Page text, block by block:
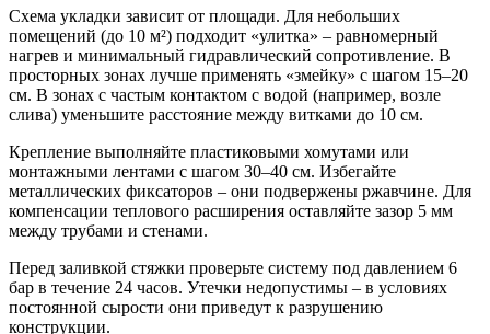
Схема укладки зависит от площади. Для небольших
помещений (до 10 м²) подходит «улитка» – равномерный
нагрев и минимальный гидравлический сопротивление. В
просторных зонах лучше применять «змейку» с шагом 15–20
см. В зонах с частым контактом с водой (например, возле
слива) уменьшите расстояние между витками до 10 см.
Крепление выполняйте пластиковыми хомутами или
монтажными лентами с шагом 30–40 см. Избегайте
металлических фиксаторов – они подвержены ржавчине. Для
компенсации теплового расширения оставляйте зазор 5 мм
между трубами и стенами.
Перед заливкой стяжки проверьте систему под давлением 6
бар в течение 24 часов. Утечки недопустимы – в условиях
постоянной сырости они приведут к разрушению
конструкции.